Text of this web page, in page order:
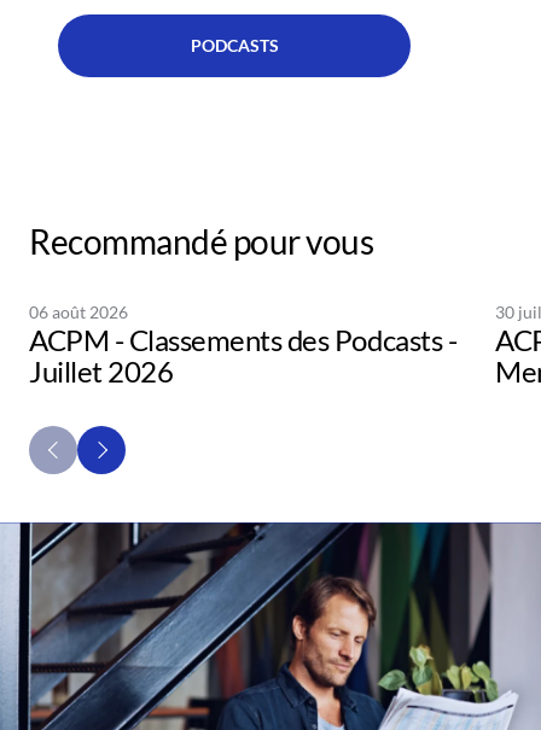
PODCASTS
Recommandé pour vous
06 août 2026
ACPM - Classements des Podcasts -
Juillet 2026
30